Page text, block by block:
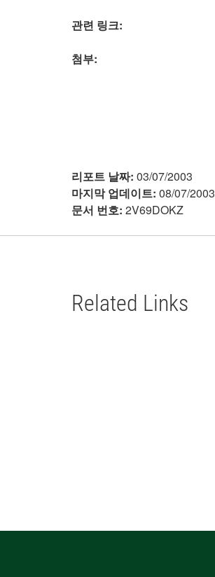
관련 링크:
첨부:
리포트 날짜: 03/07/2003
마지막 업데이트: 08/07/2003
문서 번호: 2V69DOKZ
Related Links